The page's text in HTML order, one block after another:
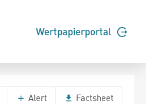
Wertpapierportal
Alert Factsheet